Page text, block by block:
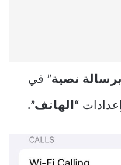
برسالة نصية” في
“الهاتف”.